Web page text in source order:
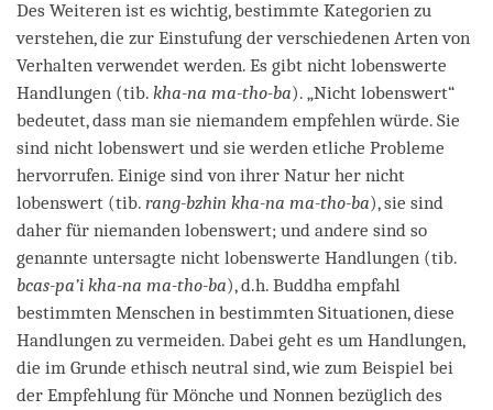
Des Weiteren ist es wichtig, bestimmte Kategorien zu
verstehen, die zur Einstufung der verschiedenen Arten von
Verhalten verwendet werden. Es gibt nicht lobenswerte
Handlungen (tib. kha-na ma-tho-ba). „Nicht lobenswert“
bedeutet, dass man sie niemandem empfehlen würde. Sie
sind nicht lobenswert und sie werden etliche Probleme
hervorrufen. Einige sind von ihrer Natur her nicht
lobenswert (tib. rang-bzhin kha-na ma-tho-ba), sie sind
daher für niemanden lobenswert; und andere sind so
genannte untersagte nicht lobenswerte Handlungen (tib.
bcas-pa’i kha-na ma-tho-ba), d.h. Buddha empfahl
bestimmten Menschen in bestimmten Situationen, diese
Handlungen zu vermeiden. Dabei geht es um Handlungen,
die im Grunde ethisch neutral sind, wie zum Beispiel bei
der Empfehlung für Mönche und Nonnen bezüglich des